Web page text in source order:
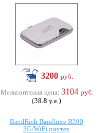
3200 руб.
Мелкооптовая цена: 3104 руб.
(38.8 у.е.)
BandRich Bandluxe R300
3G/WiFi роутер